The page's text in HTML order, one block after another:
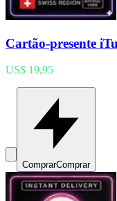
Cartão-presente
US$ 19,95
ComprarComprar